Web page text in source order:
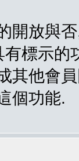
開放與
有標示
其他會
個功能.